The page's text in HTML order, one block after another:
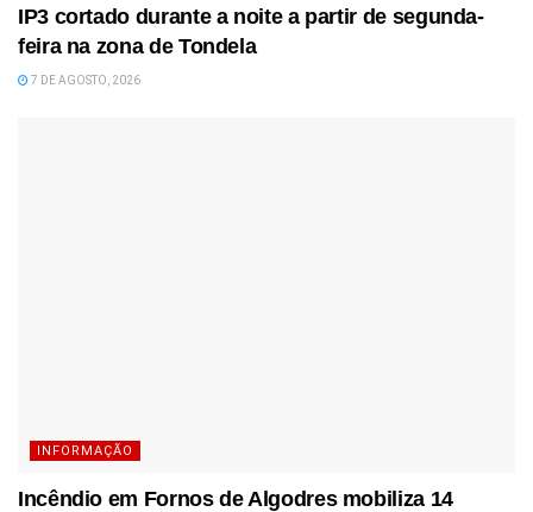
IP3 cortado durante a noite a partir de segunda-
feira na zona de Tondela
7 DE AGOSTO, 2026
INFORMAÇÃO
Incêndio em Fornos de Algodres mobiliza 14